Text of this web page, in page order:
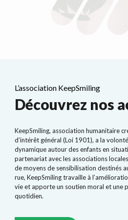
L’association KeepSmiling
Découvrez nos
KeepSmiling, association humanitaire
d’intérêt général (Loi 1901), a la
dynamique autour des enfants en
partenariat avec les associations
de moyens de sensibilisation destinés
rue, KeepSmiling travaille à
vie et apporte un soutien moral et une
quotidien.